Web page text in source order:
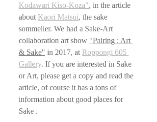
Kodawari Kiso-Koza", in the article
about Kaori Matsui, the sake
sommelier. We had a Sake-Art
collaboration art show "Pairing : Art
& Sake" in 2017, at Roppongi 605
Gallery. If you are interested in Sake
or Art, please get a copy and read the
article, of course it has a tons of
information about good places for
Sake .